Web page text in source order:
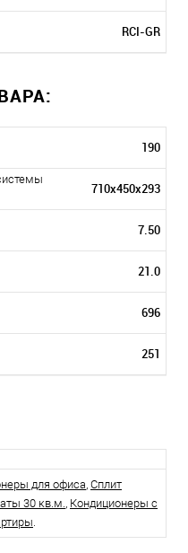
RCI-GR
190
710x450x293
7.50
21.0
696
251
для офиса, Сплит
30 кв.м., Кондиционеры с
.